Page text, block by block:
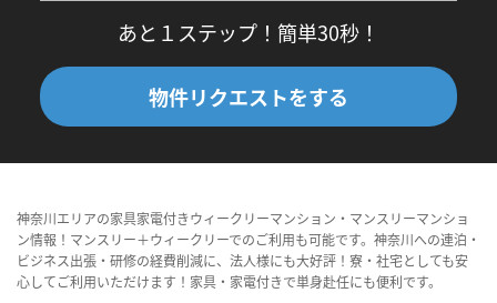
あと１ステップ！簡単30秒！
物件リクエストをする
神奈川エリアの家具家電付きウィークリーマンション・マンスリーマンショ
ン情報！マンスリー＋ウィークリーでのご利用も可能です。神奈川への連泊・
ビジネス出張・研修の経費削減に、法人様にも大好評！寮・社宅としても安
心してご利用いただけます！家具・家電付きで単身赴任にも便利です。